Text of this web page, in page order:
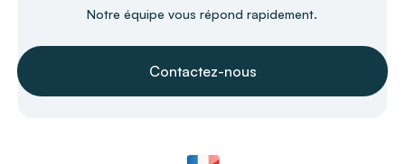
Notre équipe vous répond rapidement.
Contactez-nous